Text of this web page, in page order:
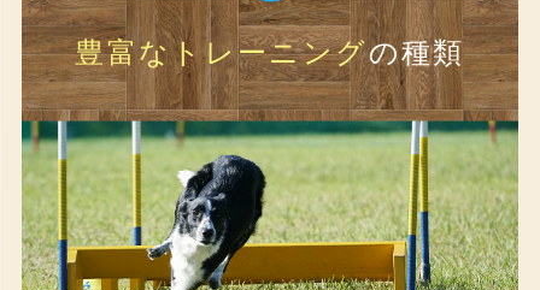
豊富なトレーニングの種類